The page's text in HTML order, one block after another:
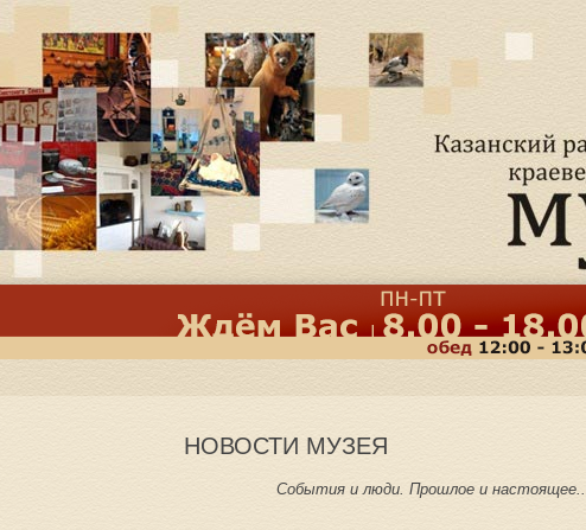
НОВОСТИ МУЗЕЯ
События и люди. Прошлое и настоящее...